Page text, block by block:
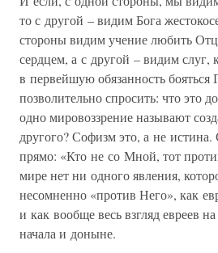
то с другой – видим Бога
стороны видим учение любить
сердцем, а с другой – видим слуг,
в первейшую обязанность
позволительно спросить: что это
одно мировоззрение называют
другого? Софизм это, а не
прямо: «Кто не со Мной, тот
мире нет ни одного явления,
несомненно «против Него», как
и как вообще весь взгляд евреев
начала и доныне.